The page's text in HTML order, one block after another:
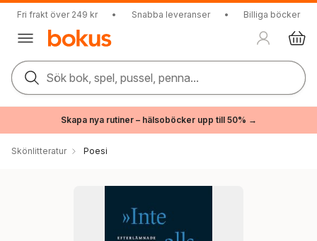
Fri frakt över 249 kr • Snabba leveranser • Billiga böcker
Sök bok, spel, pussel, penna...
Skapa nya rutiner – hälsoböcker upp till 50% →
Skönlitteratur Poesi